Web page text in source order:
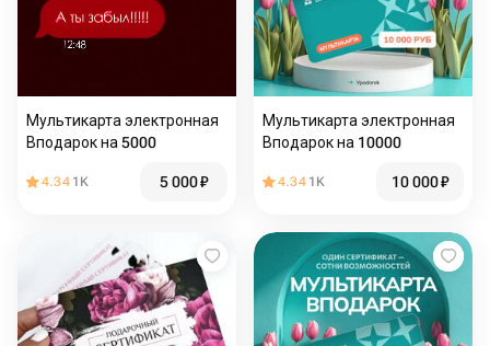
Мультикарта электронная
Вподарок на 5000
4.34 1K 5 000₽
Мультикарта электронная
Вподарок на 10000
4.34 1K 10 000₽